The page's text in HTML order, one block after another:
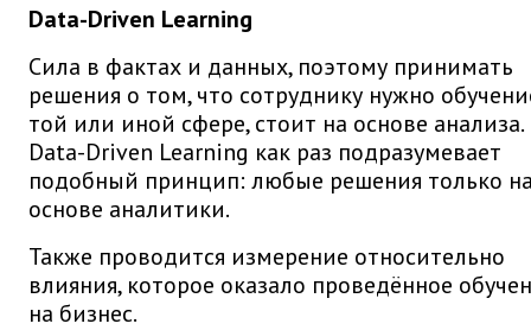
Data-Driven Learning
Сила в фактах и данных, поэтому принимать
решения о том, что сотруднику нужно
той или иной сфере, стоит на основе анализа.
Data-Driven Learning как раз подразумевает
подобный принцип: любые решения только
основе аналитики.
Также проводится измерение относительно
влияния, которое оказало проведённое
на бизнес.